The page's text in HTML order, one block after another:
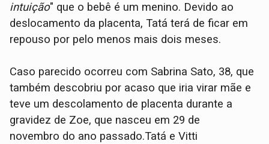
intuição" que o bebê é um menino. Devido ao
deslocamento da placenta, Tatá terá de ficar em
repouso por pelo menos mais dois meses.
Caso parecido ocorreu com Sabrina Sato, 38, que
também descobriu por acaso que iria virar mãe e
teve um descolamento de placenta durante a
gravidez de Zoe, que nasceu em 29 de
novembro do ano passado.Tatá e Vitti